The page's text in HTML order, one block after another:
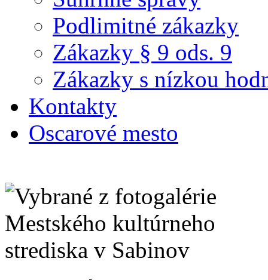
Podlimitné zákazky
Zákazky § 9 ods. 9
Zákazky s nízkou
Kontakty
Oscarové mesto